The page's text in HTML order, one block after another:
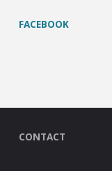
FACEBOOK
CONTACT